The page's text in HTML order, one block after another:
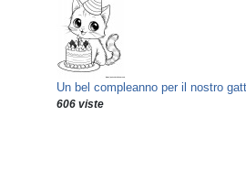
Un bel compleanno per il nostro
606 viste